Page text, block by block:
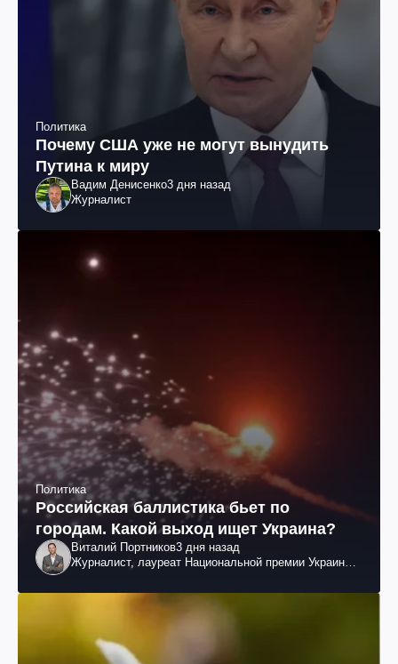
Политика
Почему США уже не могут вынудить
Путина к миру
Вадим Денисенко3 дня назад
Журналист
Политика
Российская баллистика бьет по
городам. Какой выход ищет Украина?
Виталий Портников3 дня назад
Журналист, лауреат Национальной премии Украины